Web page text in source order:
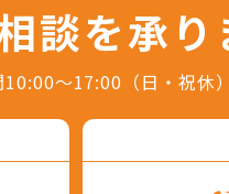
談を承り
～17:00（日・祝休）